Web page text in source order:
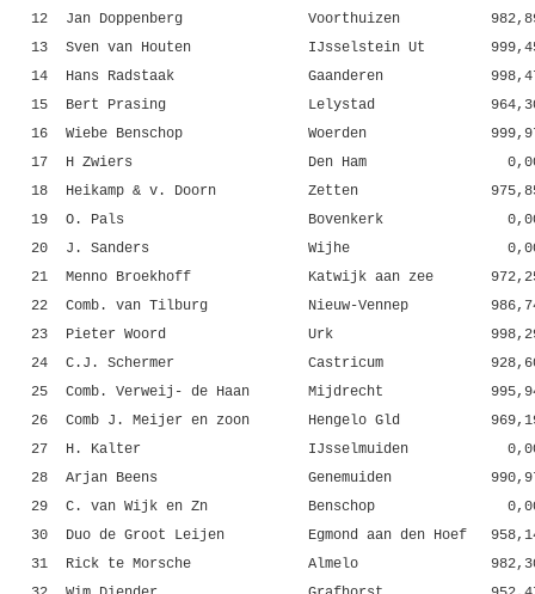
12
Jan Doppenberg Voorthuizen
13
Sven van Houten IJsselstein Ut
14
Hans Radstaak Gaanderen
15
Bert Prasing Lelystad
16
Wiebe Benschop Woerden
17
H Zwiers Den Ham
18
Heikamp & v. Doorn Zetten
19
O. Pals Bovenkerk
20
J. Sanders Wijhe
21
Menno Broekhoff Katwijk aan zee
22
Comb. van Tilburg Nieuw-Vennep
23
Pieter Woord Urk
24
C.J. Schermer Castricum
25
Comb. Verweij- de Haan Mijdrecht
26
Comb J. Meijer en zoon Hengelo Gld
27
H. Kalter IJsselmuiden
28
Arjan Beens Genemuiden
29
C. van Wijk en Zn Benschop
30
Duo de Groot Leijen Egmond aan den Hoef
31
Rick te Morsche Almelo